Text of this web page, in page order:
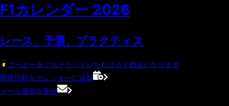
F1カレンダー 2026
レース、予選、プラクティス
コーヒーをごちそうしていただけると励みになります
開催日程をカレンダーに追加
メール通知を受信